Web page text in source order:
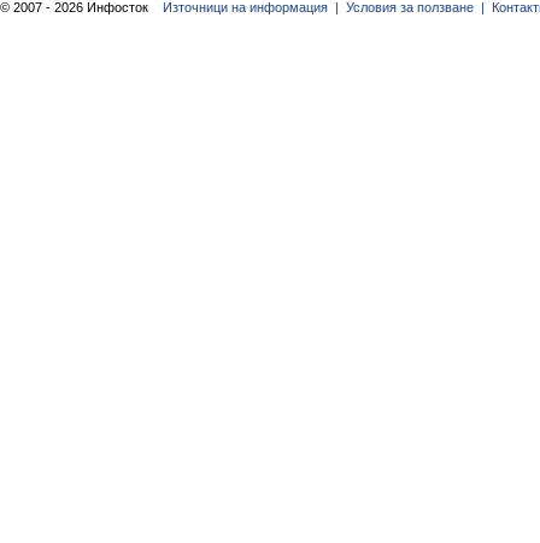
© 2007 - 2026 Инфосток Източници на информация | Условия за ползване |